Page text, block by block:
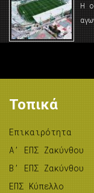
Η
Τοπικά
Επικαιρότητα
A’ ΕΠΣ Ζακύνθου
B’ ΕΠΣ Ζακύνθου
ΕΠΣ Κύπελλο